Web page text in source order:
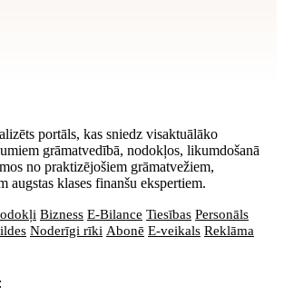
portāls, kas sniedz visaktuālāko
grāmatvedībā, nodokļos, likumdošanā
no praktizējošiem grāmatvežiem,
augstas klases finanšu ekspertiem.
Bizness E-Bilance Tiesības Personāls
Noderīgi rīki Abonē E-veikals Reklāma